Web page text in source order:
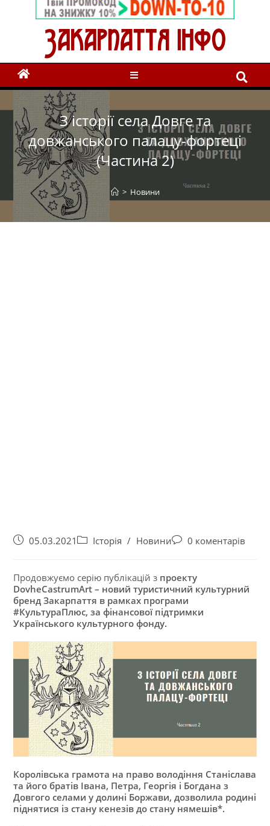
З історії села Довге та
довжанського палацу-фортеці
(Частина 2)
> Новини
05.03.2021 Історія / Новини 0 коментарів
Продовжуємо серію публікацій з проекту
DovheCastrumArt – новий туристичний культурний
бренд Закарпаття в рамках програми
#КультураПлюс, за фінансової підтримки
Українського культурного фонду.
Королівська грамота на право володіння Станіслава
та його братів Івана, Петра, Георгія і Богдана з
Довгого селами у долині Боржави, дозволила родині
піднятися із стану кенезів до стану нямешів*.